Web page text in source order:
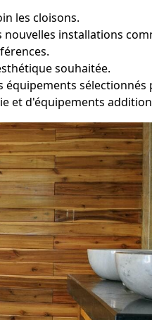
les cloisons.
installations
souhaitée.
équipements sélectionnés
et d'équipements